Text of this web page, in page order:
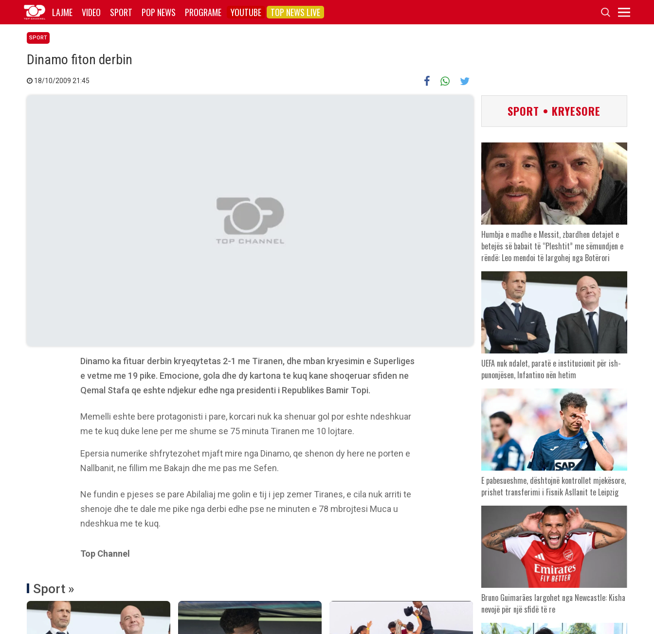
LAJME VIDEO SPORT POP NEWS PROGRAME YOUTUBE TOP NEWS LIVE
SPORT
Dinamo fiton derbin
18/10/2009 21:45
Dinamo ka fituar derbin kryeqytetas 2-1 me Tiranen, dhe mban kryesimin e Superliges
e vetme me 19 pike. Emocione, gola dhe dy kartona te kuq kane shoqeruar sfiden ne
Qemal Stafa qe eshte ndjekur edhe nga presidenti i Republikes Bamir Topi.
Memelli eshte bere protagonisti i pare, korcari nuk ka shenuar gol por eshte ndeshkuar
me te kuq duke lene per me shume se 75 minuta Tiranen me 10 lojtare.
Epersia numerike shfrytezohet mjaft mire nga Dinamo, qe shenon dy here ne porten e
Nallbanit, ne fillim me Bakajn dhe me pas me Sefen.
Ne fundin e pjeses se pare Abilaliaj me golin e tij i jep zemer Tiranes, e cila nuk arriti te
shenoje dhe te dale me pike nga derbi edhe pse ne minuten e 78 mbrojtesi Muca u
ndeshkua me te kuq.
Top Channel
Sport »
SPORT • KRYESORE
Humbja e madhe e Messit, zbardhen detajet e
betejës së babait të “Pleshtit” me sëmundjen e
rëndë: Leo mendoi të largohej nga Botërori
UEFA nuk ndalet, paratë e institucionit për ish-
punonjësen, Infantino nën hetim
E pabesueshme, dështojnë kontrollet mjekësore,
prishet transferimi i Fisnik Asllanit te Leipzig
Bruno Guimarães largohet nga Newcastle: Kisha
nevojë për një sfidë të re